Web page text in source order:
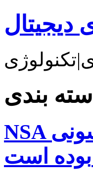
دیجیتال
NSA از مدت ها قبل در حال رهگیری هکر های سونی